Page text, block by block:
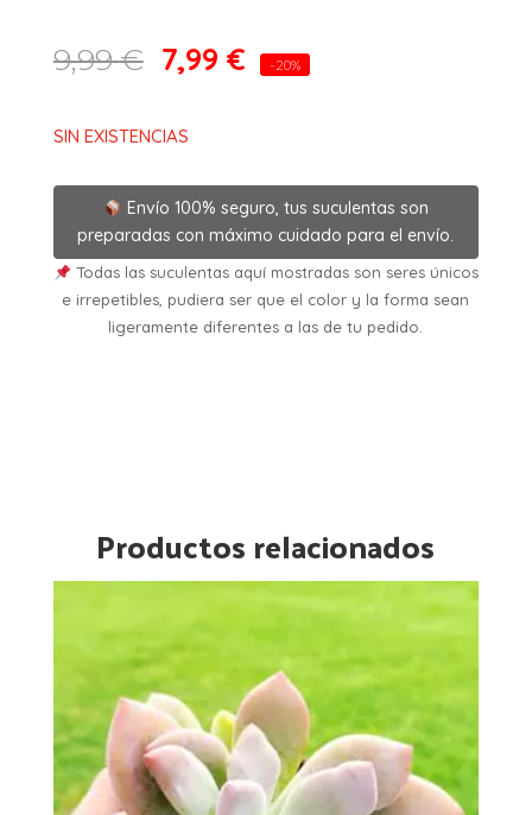
9,99€ 7,99 € -20%
SIN EXISTENCIAS
Envío 100% seguro, tus suculentas son
preparadas con máximo cuidado para el envío.
Todas las suculentas aquí mostradas son seres únicos
e irrepetibles, pudiera ser que el color y la forma sean
ligeramente diferentes a las de tu pedido.
Productos relacionados